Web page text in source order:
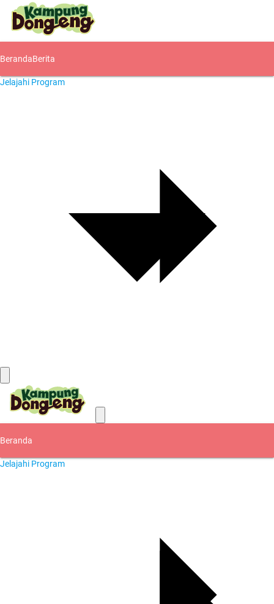
BerandaBerita
Jelajahi Program
Beranda
Jelajahi Program